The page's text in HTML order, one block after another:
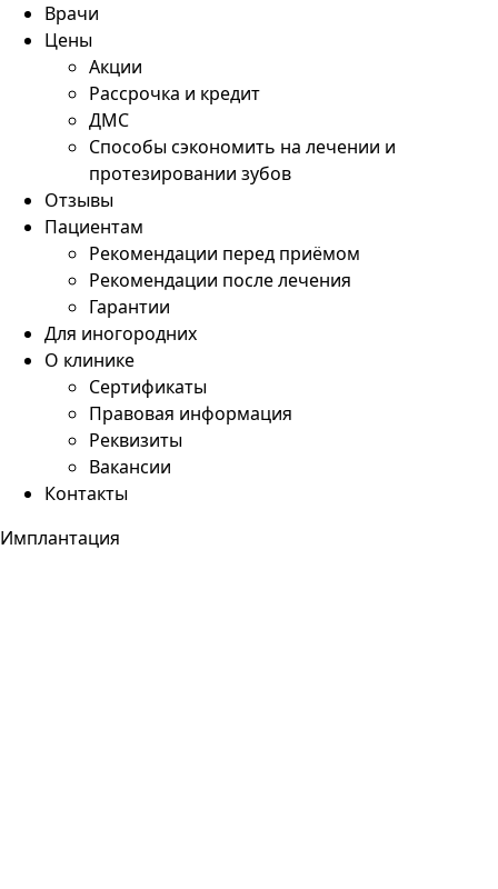
Врачи
Цены
Акции
Рассрочка и кредит
ДМС
Способы сэкономить на лечении и
протезировании зубов
Отзывы
Пациентам
Рекомендации перед приёмом
Рекомендации после лечения
Гарантии
Для иногородних
О клинике
Сертификаты
Правовая информация
Реквизиты
Вакансии
Контакты
Имплантация